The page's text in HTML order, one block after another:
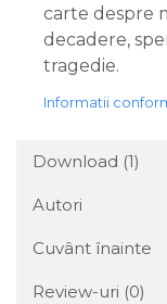
carte despre
decadere,
tragedie.
Informatii
Download (1)
Autori
Cuvânt înainte
Review-uri (0)